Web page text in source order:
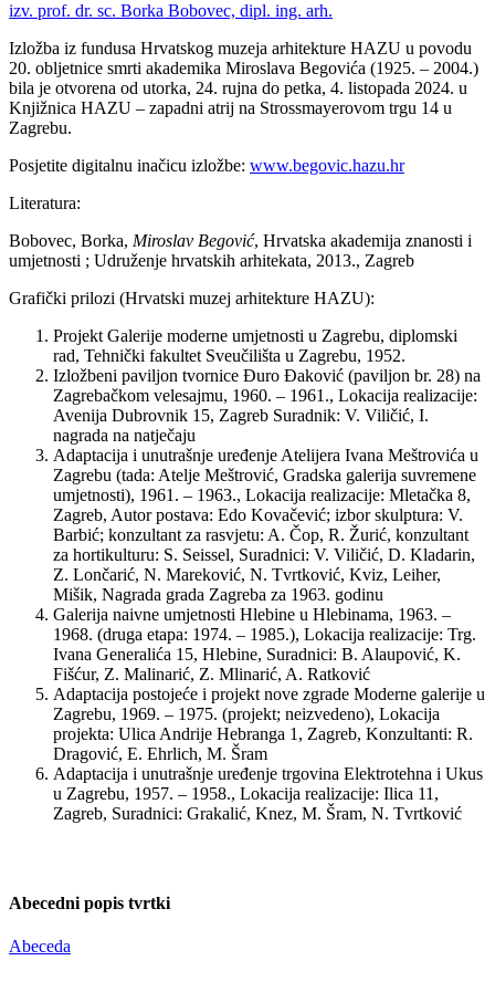
izv. prof. dr. sc. Borka Bobovec, dipl. ing. arh.
Izložba iz fundusa Hrvatskog muzeja arhitekture HAZU u povodu
20. obljetnice smrti akademika Miroslava Begovića (1925. – 2004.)
bila je otvorena od utorka, 24. rujna do petka, 4. listopada 2024. u
Knjižnica HAZU – zapadni atrij na Strossmayerovom trgu 14 u
Zagrebu.
Posjetite digitalnu inačicu izložbe: www.begovic.hazu.hr
Literatura:
Bobovec, Borka, Miroslav Begović, Hrvatska akademija znanosti i
umjetnosti ; Udruženje hrvatskih arhitekata, 2013., Zagreb
Grafički prilozi (Hrvatski muzej arhitekture HAZU):
Projekt Galerije moderne umjetnosti u Zagrebu, diplomski
rad, Tehnički fakultet Sveučilišta u Zagrebu, 1952.
Izložbeni paviljon tvornice Đuro Đaković (paviljon br. 28) na
Zagrebačkom velesajmu, 1960. – 1961., Lokacija realizacije:
Avenija Dubrovnik 15, Zagreb Suradnik: V. Viličić, I.
nagrada na natječaju
Adaptacija i unutrašnje uređenje Atelijera Ivana Meštrovića u
Zagrebu (tada: Atelje Meštrović, Gradska galerija suvremene
umjetnosti), 1961. – 1963., Lokacija realizacije: Mletačka 8,
Zagreb, Autor postava: Edo Kovačević; izbor skulptura: V.
Barbić; konzultant za rasvjetu: A. Čop, R. Žurić, konzultant
za hortikulturu: S. Seissel, Suradnici: V. Viličić, D. Kladarin,
Z. Lončarić, N. Mareković, N. Tvrtković, Kviz, Leiher,
Mišik, Nagrada grada Zagreba za 1963. godinu
Galerija naivne umjetnosti Hlebine u Hlebinama, 1963. –
1968. (druga etapa: 1974. – 1985.), Lokacija realizacije: Trg.
Ivana Generalića 15, Hlebine, Suradnici: B. Alaupović, K.
Fišćur, Z. Malinarić, Z. Mlinarić, A. Ratković
Adaptacija postojeće i projekt nove zgrade Moderne galerije u
Zagrebu, 1969. – 1975. (projekt; neizvedeno), Lokacija
projekta: Ulica Andrije Hebranga 1, Zagreb, Konzultanti: R.
Dragović, E. Ehrlich, M. Šram
Adaptacija i unutrašnje uređenje trgovina Elektrotehna i Ukus
u Zagrebu, 1957. – 1958., Lokacija realizacije: Ilica 11,
Zagreb, Suradnici: Grakalić, Knez, M. Šram, N. Tvrtković
Abecedni popis tvrtki
Abeceda